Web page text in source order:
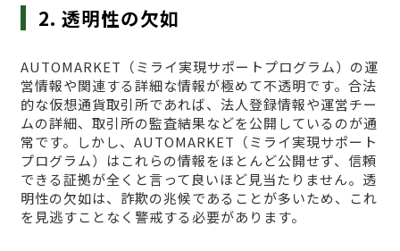
2. 透明性の欠如
AUTOMARKET（ミライ実現サポートプログラム）の運
営情報や関連する詳細な情報が極めて不透明です。合法
的な仮想通貨取引所であれば、法人登録情報や運営チー
ムの詳細、取引所の監査結果などを公開しているのが通
常です。しかし、AUTOMARKET（ミライ実現サポート
プログラム）はこれらの情報をほとんど公開せず、信頼
できる証拠が全くと言って良いほど見当たりません。透
明性の欠如は、詐欺の兆候であることが多いため、これ
を見逃すことなく警戒する必要があります。